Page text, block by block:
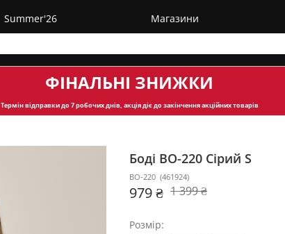
Summer'26 Магазини
ФІНАЛЬНІ ЗНИЖКИ
Термін відправкидо 7 робочих днів, акція діє до закінчення акційних товарів
Боді BO-220 Сірий S
BO-220 (461924)
979 ₴ 1 399 ₴
Розмір: